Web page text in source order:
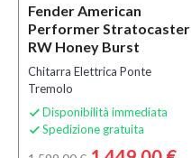
Fender American
Performer Stratocaster
RW Honey Burst
Chitarra Elettrica Ponte
Tremolo
 Disponibilità immediata
 Spedizione gratuita